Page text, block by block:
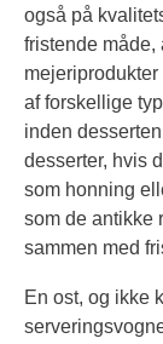
også på
fristende
af forskellige
inden
desserter, hvis
som honning
som de antikke
sammen med
En ost, og ikke